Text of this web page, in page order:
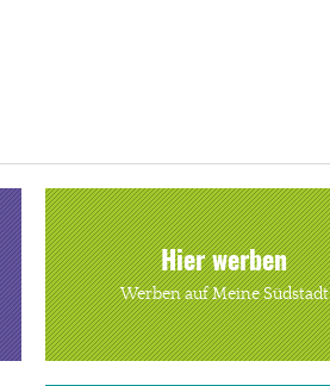
Hier werben
Werben auf Meine Südstadt